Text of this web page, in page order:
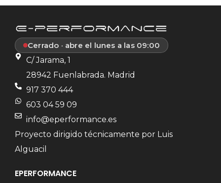
Cerrado · abre el lunes a las 09:00
C/ Jarama, 1
28942 Fuenlabrada. Madrid
917 370 444
603 04 59 09
info@eperformance.es
Proyecto dirigido técnicamente por Luis
Alguacil
EPERFORMANCE